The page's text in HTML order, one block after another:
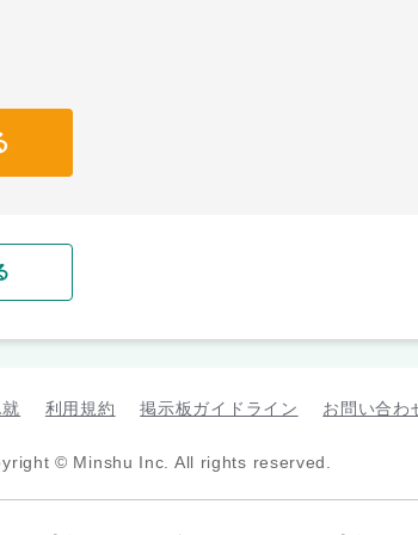
利用規約 掲示板ガイドライン お問い合わ
© Minshu Inc. All rights reserved.